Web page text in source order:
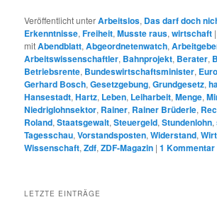
Veröffentlicht unterArbeitslos, Das darf doch
Erkenntnisse,Freiheit,Musste raus,wirtschaft
mitAbendblatt,Abgeordnetenwatch,
Arbeitswissenschaftler, Bahnprojekt, Berater,
Betriebsrente, Bundeswirtschaftsminister,
Gerhard Bosch,Gesetzgebung,Grundgesetz,
Hansestadt,Hartz, Leben, Leiharbeit,Menge,
Niedriglohnsektor, Rainer, Rainer Brüderle,
Roland,Staatsgewalt,Steuergeld,Stundenlohn,
Tagesschau,Vorstandsposten,Widerstand,
Wissenschaft,Zdf,ZDF-Magazin |1 Kommentar
LETZTE EINTRÄGE